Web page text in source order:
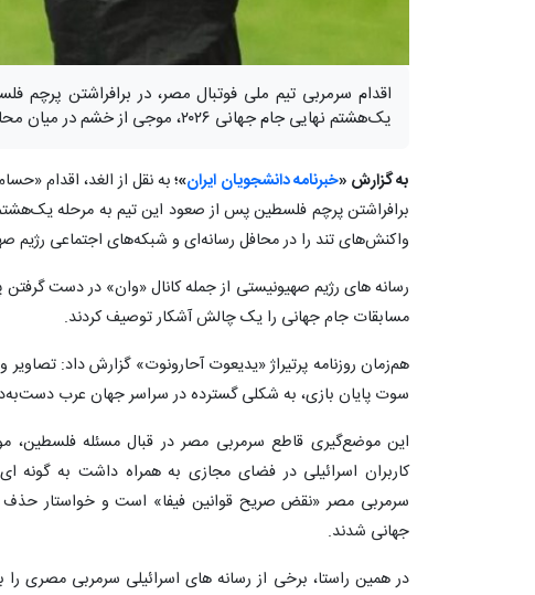
اقدام سرمربی تیم ملی فوتبال مصر، در برافراشتن پرچم
یک‌هشتم نهایی جام جهانی ۲۰۲۶، موجی از خشم در میان محافل صهیونیستی ایجاد کرد.
به گزارش «خبرنامه دانشجویان ایران»؛به نقل از الغد، اقدام
واکنش‌های تند را در محافل رسانه‌ای و شبکه‌های اجتماعی رژیم
رسانه های رژیم صهیونیستی از جمله کانال «وان» در دست
مسابقات جام جهانی را یک چالش آشکار توصیف کردند.
هم‌زمان روزنامه پرتیراژ «یدیعوت آحارونوت» گزارش داد:
سوت پایان بازی، به شکلی گسترده در سراسر جهان عرب
این موضع‌گیری قاطع سرمربی مصر در قبال مسئله فلسطین،
کاربران اسرائیلی در فضای مجازی به همراه داشت به گونه
سرمربی مصر «نقض صریح قوانین فیفا» است و خواستار
جهانی شدند.
در همین راستا، برخی از رسانه های اسرائیلی سرمربی مصری را